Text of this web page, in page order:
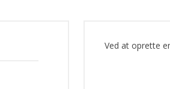
Ved at oprette